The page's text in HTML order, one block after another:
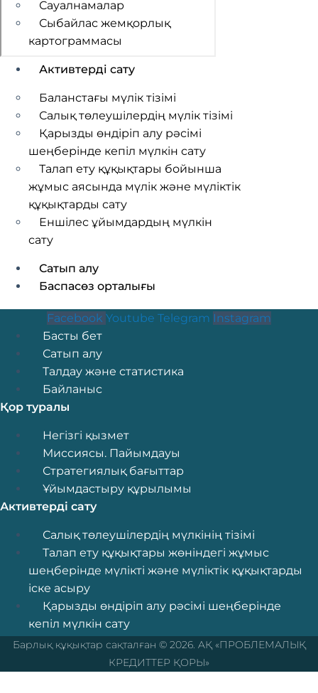
Сауалнамалар
Сыбайлас жемқорлық
картограммасы
Активтерді сату
Баланстағы мүлік тізімі
Салық төлеушілердің мүлік тізімі
Қарызды өндіріп алу рәсімі
шеңберінде кепіл мүлкін сату
Талап ету құқықтары бойынша
жұмыс аясында мүлік және мүліктік
құқықтарды сату
Еншілес ұйымдардың мүлкін
сату
Сатып алу
Баспасөз орталығы
Баспасөз хабарламары
Жаңалықтар
Оқиғалар
Талдау және статистика
Байланыс
Facebook Youtube Telegram Instagram
Menu
Басты бет
Сатып алу
Талдау және статистика
Байланыс
Қор туралы
Menu
Негізгі қызмет
Миссиясы. Пайымдауы
Стратегиялық бағыттар
Ұйымдастыру құрылымы
Активтерді сату
Menu
Салық төлеушілердің мүлкінің тізімі
Талап ету құқықтары жөніндегі жұмыс
шеңберінде мүлікті және мүліктік құқықтарды
іске асыру
Қарызды өндіріп алу рәсімі шеңберінде
кепіл мүлкін сату
Барлық құқықтар сақталған © 2026. AҚ «ПРОБЛЕМАЛЫҚ
КРЕДИТТЕР ҚОРЫ»